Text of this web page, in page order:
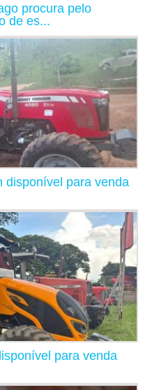
procura pelo
de es...
disponível para venda
para venda